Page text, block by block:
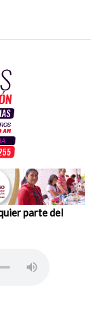
parte del